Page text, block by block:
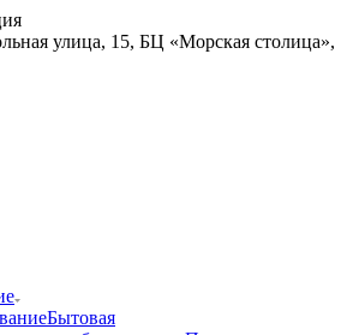
улица, 15, БЦ «Морская столица»,
Бытовая